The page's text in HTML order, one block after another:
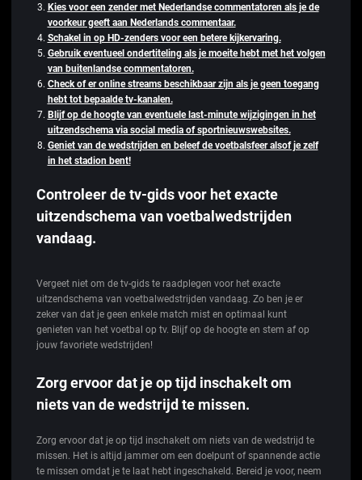
Kies voor een zender met Nederlandse commentatoren als je de
voorkeur geeft aan Nederlands commentaar.
Schakel in op HD-zenders voor een betere kijkervaring.
Gebruik eventueel ondertiteling als je moeite hebt met het volgen
van buitenlandse commentatoren.
Check of er online streams beschikbaar zijn als je geen toegang
hebt tot bepaalde tv-kanalen.
Blijf op de hoogte van eventuele last-minute wijzigingen in het
uitzendschema via social media of sportnieuwswebsites.
Geniet van de wedstrijden en beleef de voetbalsfeer alsof je zelf
in het stadion bent!
Controleer de tv-gids voor het exacte
uitzendschema van voetbalwedstrijden
vandaag.
Vergeet niet om de tv-gids te raadplegen voor het exacte
uitzendschema van voetbalwedstrijden vandaag. Zo ben je er
zeker van dat je geen enkele match mist en optimaal kunt
genieten van het voetbal op tv. Blijf op de hoogte en stem af op
jouw favoriete wedstrijden!
Zorg ervoor dat je op tijd inschakelt om
niets van de wedstrijd te missen.
Zorg ervoor dat je op tijd inschakelt om niets van de wedstrijd te
missen. Het is altijd jammer om een doelpunt of spannende actie
te missen omdat je te laat hebt ingeschakeld. Bereid je voor, neem